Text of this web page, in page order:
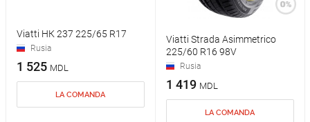
Viatti НК 237 225/65 R17
Rusia
1 525 MDL
LA COMANDA
Viatti Strada Asimmetrico
225/60 R16 98V
Rusia
1 419 MDL
LA COMANDA